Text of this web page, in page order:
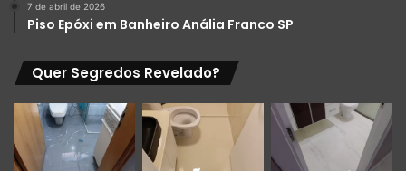
7 de abril de 2026
Piso Epóxi em Banheiro Anália Franco SP
Quer Segredos Revelado?